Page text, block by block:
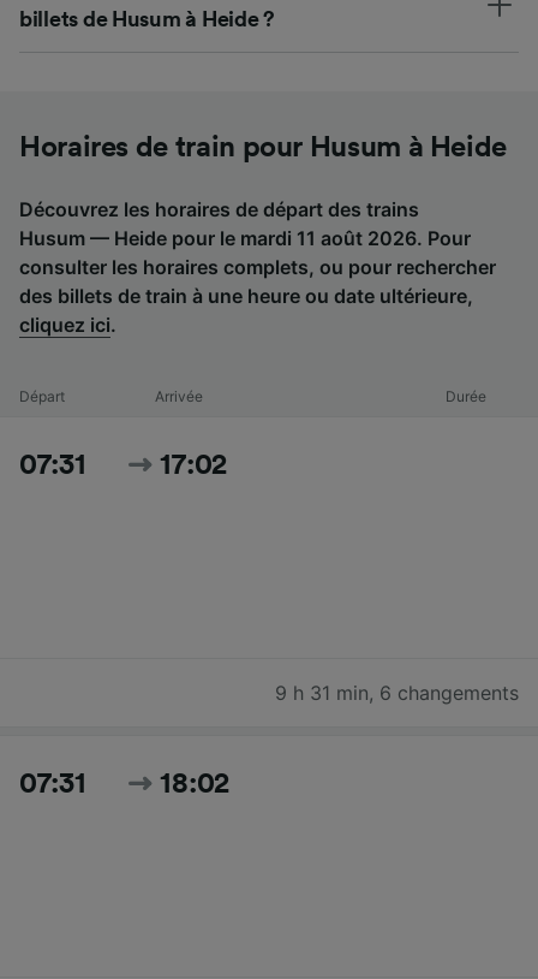
billets de Husum à Heide ?
Horaires de train pour Husum à Heide
Découvrez les horaires de départ des trains
Husum — Heide pour le mardi 11 août 2026. Pour
consulter les horaires complets, ou pour rechercher
des billets de train à une heure ou date ultérieure,
cliquez ici.
Départ Arrivée Durée
07:31 17:02
9 h 31 min, 6 changements
07:31 18:02